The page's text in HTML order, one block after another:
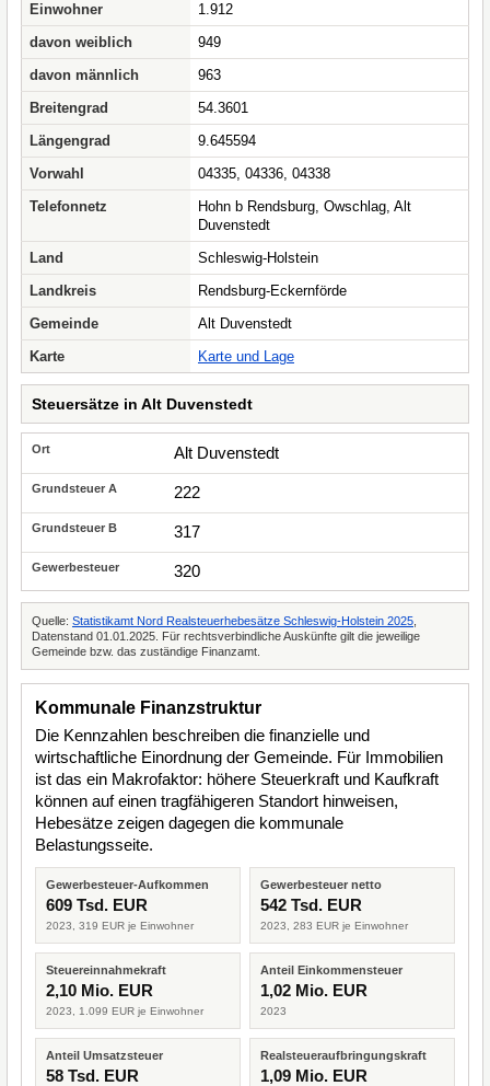
Einwohner
1.912
davon weiblich
949
davon männlich
963
Breitengrad
54.3601
Längengrad
9.645594
Vorwahl
04335, 04336, 04338
Telefonnetz
Hohn b Rendsburg, Owschlag, Alt
Duvenstedt
Land
Schleswig-Holstein
Landkreis
Rendsburg-Eckernförde
Gemeinde
Alt Duvenstedt
Karte
Karte und Lage
Steuersätze in Alt Duvenstedt
Alt Duvenstedt
222
317
320
Quelle: Statistikamt Nord Realsteuerhebesätze Schleswig-Holstein 2025
Datenstand 01.01.2025. Für rechtsverbindliche Auskünfte gilt die jeweilige
Gemeinde bzw. das zuständige Finanzamt.
Kommunale Finanzstruktur
Die Kennzahlen beschreiben die finanzielle und
wirtschaftliche Einordnung der Gemeinde. Für Immobilien
ist das ein Makrofaktor: höhere Steuerkraft und Kaufkraft
können auf einen tragfähigeren Standort hinweisen,
Hebesätze zeigen dagegen die kommunale
Belastungsseite.
Gewerbesteuer-Aufkommen
609 Tsd. EUR
2023, 319 EUR je Einwohner
Gewerbesteuer netto
542 Tsd. EUR
2023, 283 EUR je Einwohner
Steuereinnahmekraft
2,10 Mio. EUR
2023, 1.099 EUR je Einwohner
Anteil Einkommensteuer
1,02 Mio. EUR
2023
Anteil Umsatzsteuer
58 Tsd. EUR
Realsteueraufbringungskraft
1,09 Mio. EUR